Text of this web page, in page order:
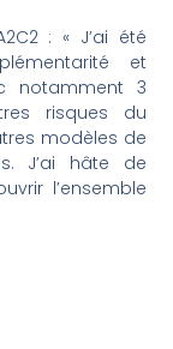
: « J’ai été
et
notamment 3
risques du
modèles de
J’ai hâte de
l’ensemble